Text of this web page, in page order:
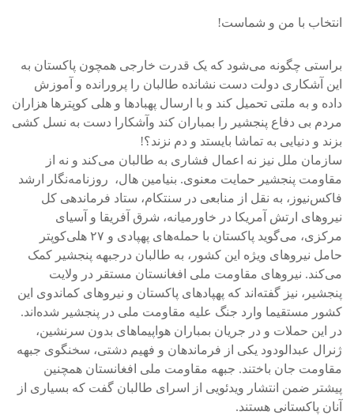
انتخاب با من و شماست!
براستی چگونه می‌شود که یک قدرت خارجی همچون پاکستان به
این آشکاری دولت دست نشانده طالبان را پرورانده و آموزش
داده و به ملتی تحمیل کند و با ارسال پهبادها و هلی کوپترها هزاران
مردم بی دفاع پنجشیر را بمباران کند وآشکارا دست به نسل کشی
بزند و دنیایی به تماشا بایستد و دم نزند؟!
سازمان ملل نیز نه اعمال فشاری به طالبان می‌کند و نه از
مقاومت پنجشیر حمایت معنوی. بنیامین هال، ‌ روزنامه‌نگار ارشد
فاکس‌نیوز، به نقل از منابعی در سنتکام، ستاد فرماندهی کل
نیروهای ارتش آمریکا در خاورمیانه، شرق آفریقا و آسیای
مرکزی، می‌گوید پاکستان با حمله‌های پهپادی و ۲۷ هلی‌کوپتر
حامل نیروهای ویژه این کشور، به طالبان درجبهه پنجشیر کمک
می‌کند. نیروهای مقاومت ملی افغانستان مستقر در ولایت
پنجشیر، نیز گفته‌اند که پهپادهای پاکستان و نیروهای کماندوی این
کشور مستقیما وارد جنگ علیه مقاومت ملی در پنجشیر شده‌اند.
در این حملات و در جریان بمباران هواپیماهای بدون سرنشین،
ژنرال عبدالودود یکی از فرماندهان و فهیم دشتی، سخنگوی جبهه
مقاومت جان باختند. جبهه مقاومت ملی افغانستان همچنین
پیشتر ضمن انتشار ویدئویی از اسرای طالبان گفت که بسیاری از
آنان پاکستانی هستند.